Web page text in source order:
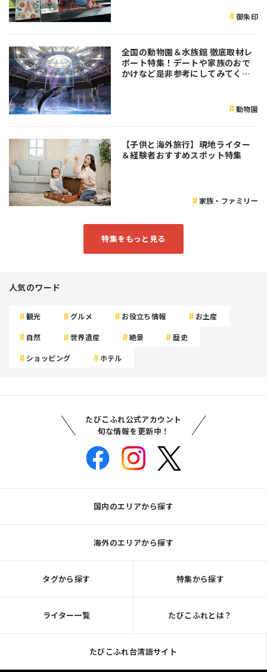
御朱印
全国の動物園＆水族館 徹底取材レ
ポート特集！デートや家族のおで
かけなど是非参考にしてみてくだ
動物園
【子供と海外旅行】現地ライター
＆経験者おすすめスポット特集
家族・ファミリー
特集をもっと見る
人気のワード
観光 グルメ お役立ち情報 お土産
自然 世界遺産 絶景 歴史
ショッピング ホテル
たびこふれ公式アカウント
旬な情報を更新中！
国内のエリアから探す
海外のエリアから探す
タグから探す 特集から探す
ライター一覧 たびこふれとは？
たびこふれ台湾語サイト